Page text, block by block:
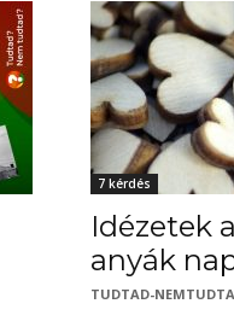
7 kérdés
Idézetek
anyák
TUDTAD-